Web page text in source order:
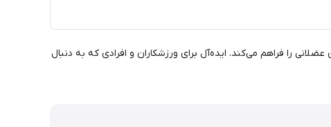
را فراهم می‌کند. ایده‌آل برای ورزشکاران و افرادی که به دنبال